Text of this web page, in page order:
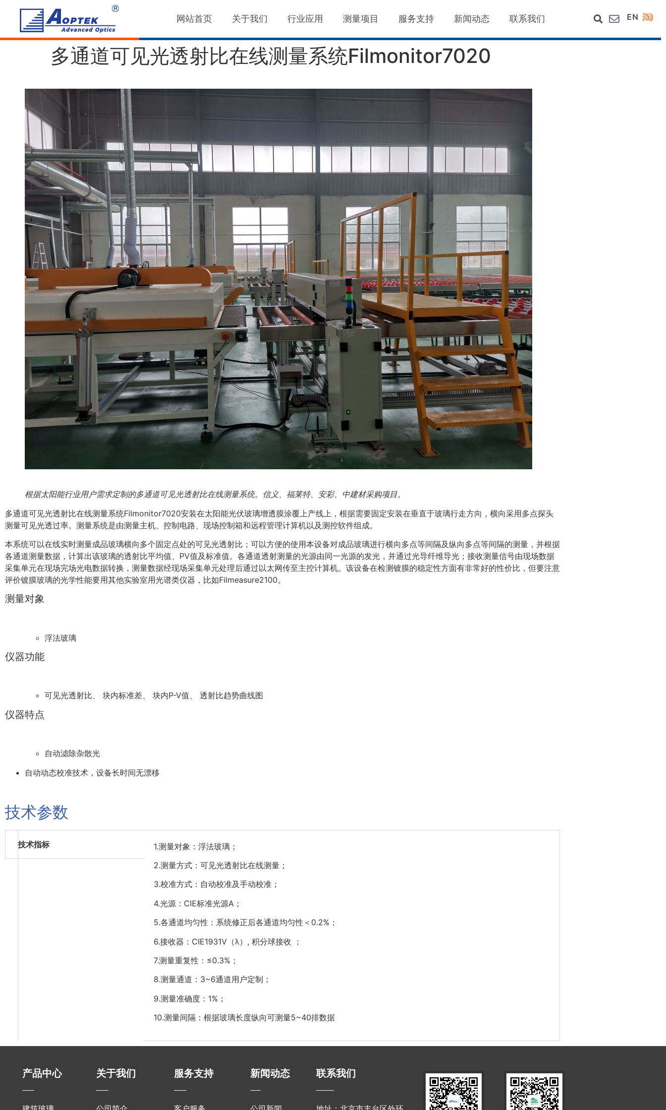
网站首页 关于我们 行业应用 测量项目 服务支持 新闻动态 联系我们 EN
多通道可见光透射比在线测量系统Filmonitor7020
根据太阳能行业用户需求定制的多通道可见光透射比在线测量系统。信义、福莱特、安彩、中建材采购项目。
多通道可见光透射比在线测量系统Filmonitor7020安装在太阳能光伏玻璃增透膜涂覆上产线上，根据需要固定安装在垂直于玻璃行走方向，横向采用多点探头
测量可见光透过率。测量系统是由测量主机、控制电路、现场控制箱和远程管理计算机以及测控软件组成。
本系统可以在线实时测量成品玻璃横向多个固定点处的可见光透射比；可以方便的使用本设备对成品玻璃进行横向多点等间隔及纵向多点等间隔的测量，并根据
各通道测量数据，计算出该玻璃的透射比平均值、PV值及标准值。各通道透射测量的光源由同一光源的发光，并通过光导纤维导光；接收测量信号由现场数据
采集单元在现场完场光电数据转换，测量数据经现场采集单元处理后通过以太网传至主控计算机。该设备在检测镀膜的稳定性方面有非常好的性价比，但要注意
评价镀膜玻璃的光学性能要用其他实验室用光谱类仪器，比如Filmeasure2100。
测量对象
浮法玻璃
仪器功能
可见光透射比、 块内标准差、 块内P-V值、 透射比趋势曲线图
仪器特点
自动滤除杂散光
自动动态校准技术，设备长时间无漂移
技术参数
技术指标
1.测量对象：浮法玻璃；
2.测量方式：可见光透射比在线测量；
3.校准方式：自动校准及手动校准；
4.光源：CIE标准光源A；
5.各通道均匀性：系统修正后各通道均匀性＜0.2%；
6.接收器：CIE1931V（λ）, 积分球接收 ；
7.测量重复性：≤0.3%；
8.测量通道：3~6通道用户定制；
9.测量准确度：1%；
10.测量间隔：根据玻璃长度纵向可测量5~40排数据
产品中心 关于我们 服务支持 新闻动态 联系我们